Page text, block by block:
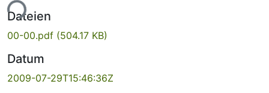
Dateien
00-00.pdf (504.17 KB)
Datum
2009-07-29T15:46:36Z